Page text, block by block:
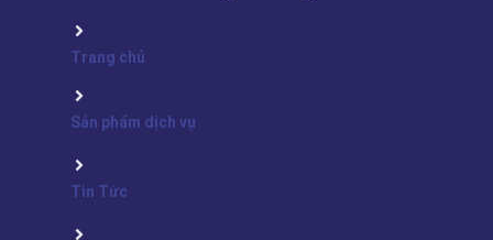
Trang chủ
Sản phẩm dịch vụ
Tin Tức